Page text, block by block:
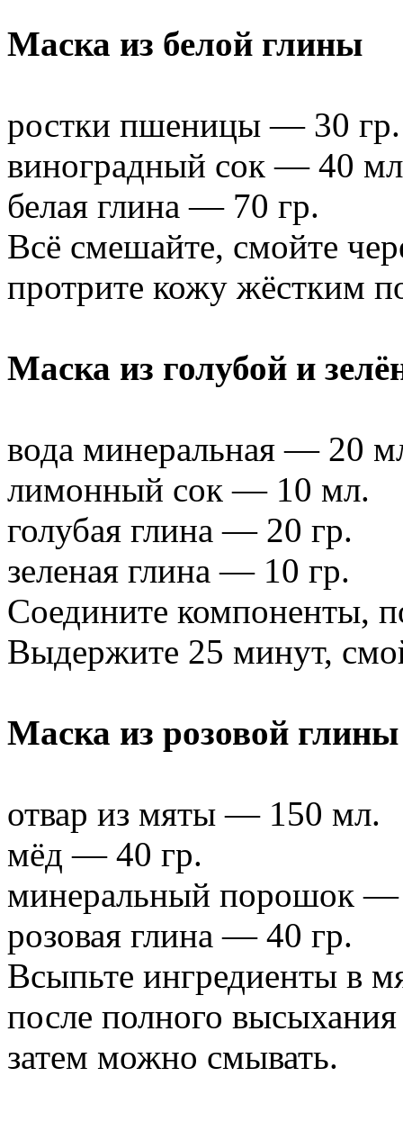
Маска из белой глины
ростки пшеницы — 30 гр.
виноградный сок — 40
белая глина — 70 гр.
Всё смешайте, смойте
протрите кожу жёстким
Маска из голубой и
вода минеральная — 20
лимонный сок — 10 мл.
голубая глина — 20 гр.
зеленая глина — 10 гр.
Соедините компоненты,
Выдержите 25 минут,
Маска из розовой глины
отвар из мяты — 150 мл.
мёд — 40 гр.
минеральный порошок —
розовая глина — 40 гр.
Всыпьте ингредиенты в
после полного
затем можно смывать.